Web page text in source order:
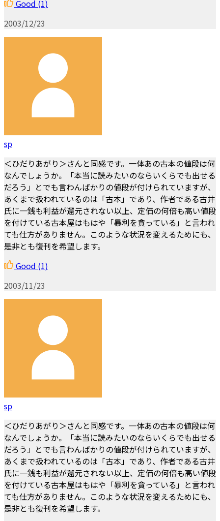
Good (1)
2003/12/23
sp
＜ひだりあがり＞さんと同感です。一体あの古本の値段は何
なんでしょうか。「本当に読みたいのならいくらでも出せる
だろう」とでも言わんばかりの値段が付けられていますが、
あくまで扱われているのは「古本」であり、作者である古井
氏に一銭も利益が還元されない以上、定価の何倍も高い値段
を付けている古本屋はもはや「暴利を貪っている」と言われ
ても仕方がありません。このような状況を変えるためにも、
是非とも復刊を希望します。
Good (1)
2003/11/23
sp
＜ひだりあがり＞さんと同感です。一体あの古本の値段は何
なんでしょうか。「本当に読みたいのならいくらでも出せる
だろう」とでも言わんばかりの値段が付けられていますが、
あくまで扱われているのは「古本」であり、作者である古井
氏に一銭も利益が還元されない以上、定価の何倍も高い値段
を付けている古本屋はもはや「暴利を貪っている」と言われ
ても仕方がありません。このような状況を変えるためにも、
是非とも復刊を希望します。